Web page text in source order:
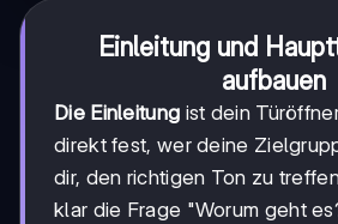
Einleitung und
aufbauen
Die Einleitung ist dein
direkt fest, wer deine
dir, den richtigen Ton zu
klar die Frage "Worum geht